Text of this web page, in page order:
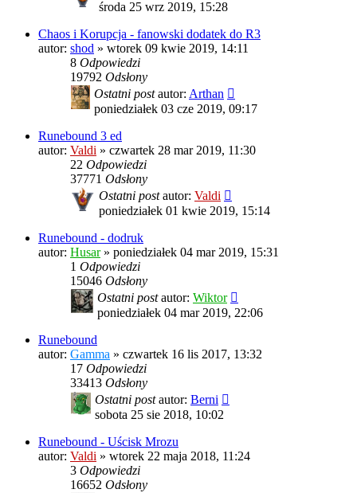
środa 25 wrz 2019, 15:28
Chaos i Korupcja - fanowski dodatek do R3
autor: shod » wtorek 09 kwie 2019, 14:11
8 Odpowiedzi
19792 Odsłony
Ostatni postautor: Arthan
poniedziałek 03 cze 2019, 09:17
Runebound 3 ed
autor: Valdi » czwartek 28 mar 2019, 11:30
22 Odpowiedzi
37771 Odsłony
Ostatni postautor: Valdi
poniedziałek 01 kwie 2019, 15:14
Runebound - dodruk
autor: Husar» poniedziałek 04 mar 2019, 15:31
1 Odpowiedzi
15046 Odsłony
Ostatni postautor: Wiktor
poniedziałek 04 mar 2019, 22:06
Runebound
autor: Gamma » czwartek 16 lis 2017, 13:32
17 Odpowiedzi
33413 Odsłony
Ostatni postautor: Berni
sobota 25 sie 2018, 10:02
Runebound - Uścisk Mrozu
autor: Valdi » wtorek 22 maja 2018, 11:24
3 Odpowiedzi
16652 Odsłony